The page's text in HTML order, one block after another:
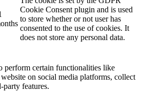
Cookie Consent plugin and is used
to store whether or not user has
consented to the use of cookies. It
does not store any personal data.
perform certain functionalities like
on social media platforms, collect
party features.